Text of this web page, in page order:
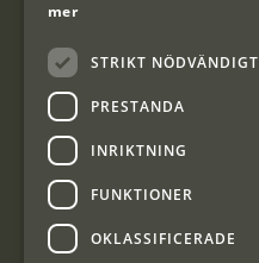
mer
STRIKT NÖDVÄNDIGT
PRESTANDA
INRIKTNING
FUNKTIONER
OKLASSIFICERADE